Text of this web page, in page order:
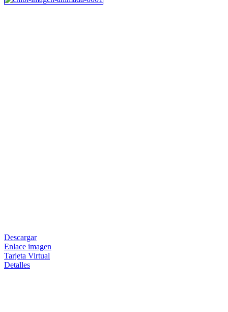
Descargar
Enlace imagen
Tarjeta Virtual
Detalles